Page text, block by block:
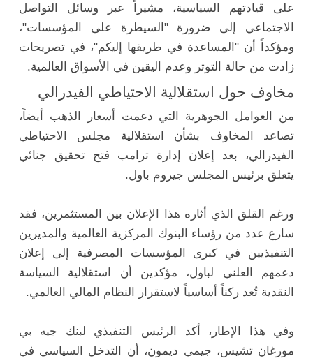
على قيادتهم السياسية، مشيراً عبر وسائل التواصل
الاجتماعي إلى ضرورة "السيطرة على المؤسسات"،
ومؤكداً أن "المساعدة في طريقها إليكم"، في تصريحات
زادت من حالة التوتر وعدم اليقين في الأسواق العالمية.
مخاوف حول استقلالية الاحتياطي الفيدرالي
من العوامل الجوهرية التي دعمت أسعار الذهب أيضاً،
تصاعد المخاوف بشأن استقلالية مجلس الاحتياطي
الفيدرالي، بعد إعلان إدارة ترامب فتح تحقيق جنائي
يتعلق برئيس المجلس جيروم باول.
ورغم القلق الذي أثاره هذا الإعلان بين المستثمرين، فقد
سارع عدد من رؤساء البنوك المركزية العالمية والمديرين
التنفيذيين في كبرى المؤسسات المصرفية إلى إعلان
دعمهم العلني لباول، مؤكدين أن استقلالية السياسة
النقدية تُعد ركناً أساسياً لاستقرار النظام المالي العالمي.
وفي هذا الإطار، أكد الرئيس التنفيذي لبنك جيه بي
مورغان تشيس، جيمي ديمون، أن التدخل السياسي في